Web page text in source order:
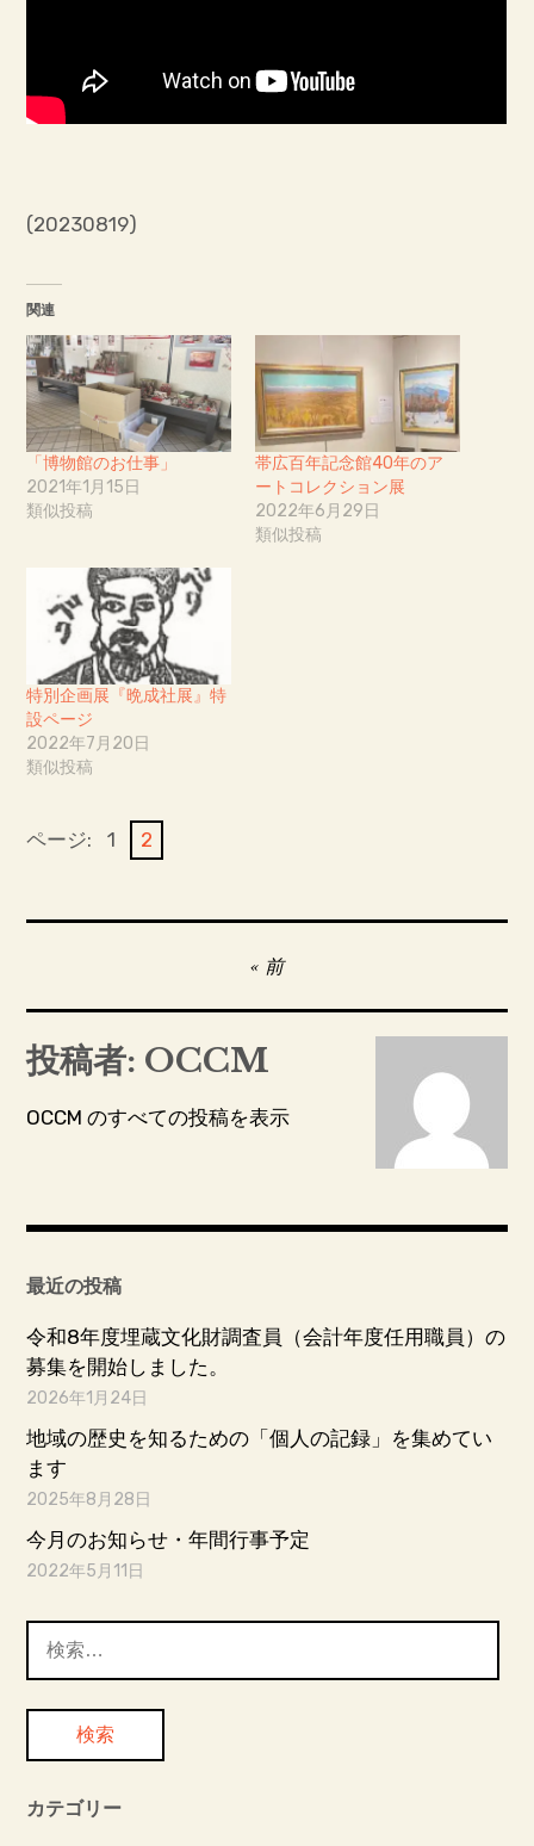
(20230819)
関連
「博物館のお仕事」
2021年1月15日
類似投稿
帯広百年記念館40年のア
ートコレクション展
2022年6月29日
類似投稿
特別企画展『晩成社展』特
設ページ
2022年7月20日
類似投稿
ページ: 1 2
稿
ナ
ビ
ゲ
ョ
ン
前
投稿者: OCCM
OCCM のすべての投稿を表示
最近の投稿
令和8年度埋蔵文化財調査員（会計年度任用職員）の
募集を開始しました。
2026年1月24日
地域の歴史を知るための「個人の記録」を集めてい
ます
2025年8月28日
今月のお知らせ・年間行事予定
2022年5月11日
索:
カテゴリー